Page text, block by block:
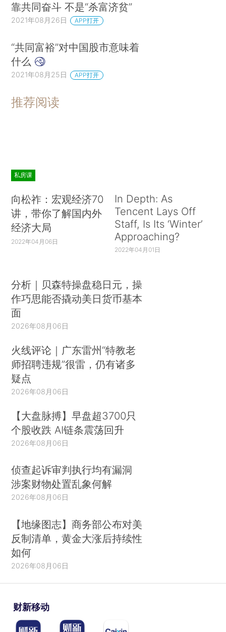
靠共同奋斗 不是“杀富济贫”
2021年08月26日 APP打开
“共同富裕”对中国股市意味着
什么
2021年08月25日 APP打开
推荐阅读
私房课
向松祚：宏观经济70
讲，带你了解国内外
经济大局
2022年04月06日
In Depth: As
Tencent Lays Off
Staff, Is Its ‘Winter’
Approaching?
2022年04月01日
分析｜贝森特操盘稳日元，操
作巧思能否撬动美日货币基本
面
2026年08月06日
火线评论｜广东雷州“特教老
师招聘违规”很雷，仍有诸多
疑点
2026年08月06日
【大盘脉搏】早盘超3700只
个股收跌 AI链条震荡回升
2026年08月06日
侦查起诉审判执行均有漏洞
涉案财物处置乱象何解
2026年08月06日
【地缘图志】商务部公布对美
反制清单，黄金大涨后持续性
如何
2026年08月06日
财新移动